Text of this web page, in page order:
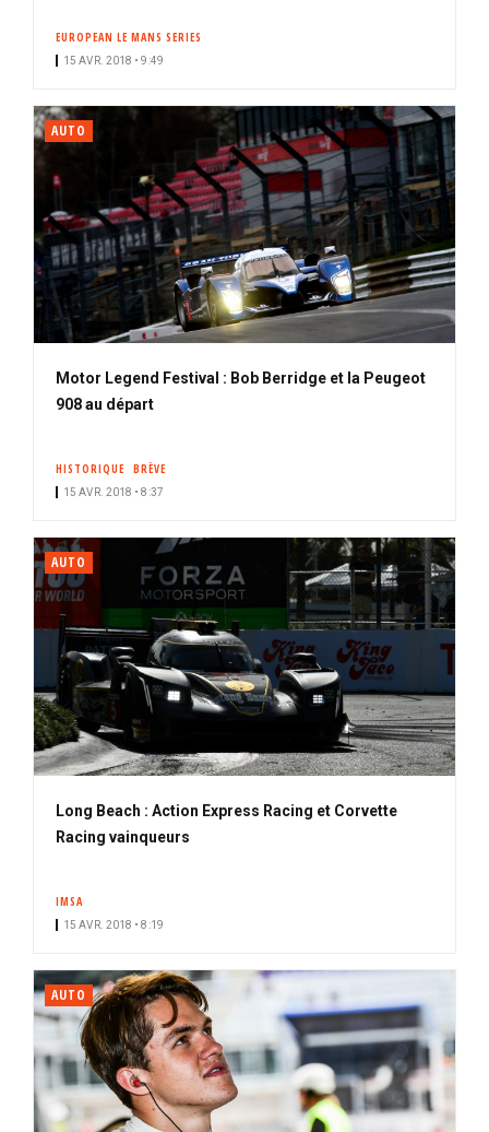
EUROPEAN LE MANS SERIES
15 AVR. 2018 • 9:49
AUTO
Motor Legend Festival : Bob Berridge et la Peugeot
908 au départ
HISTORIQUE BRÈVE
15 AVR. 2018 • 8:37
AUTO
Long Beach : Action Express Racing et Corvette
Racing vainqueurs
IMSA
15 AVR. 2018 • 8:19
AUTO